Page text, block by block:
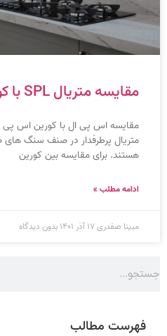
مقایسه متریال SPL با کورین
مقایسه اس پی ال با کورین اس پی
متریال پرطرفدار در صنف سنگ های
هستند. برای مقایسه بین کورین
ادامه مطلب »
مبینا صفدری۱۷ آذر ۱۴۰۱ بدون دیدگاه
فهرست مطالب